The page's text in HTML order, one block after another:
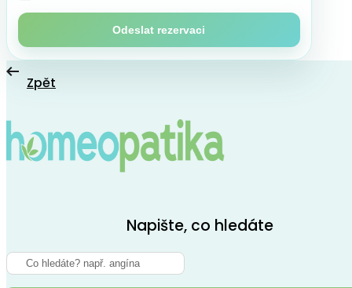
Odeslat rezervaci
Zpět
Napište, co hledáte